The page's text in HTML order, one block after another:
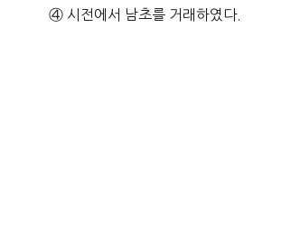
④ 시전에서 남초를 거래하였다.